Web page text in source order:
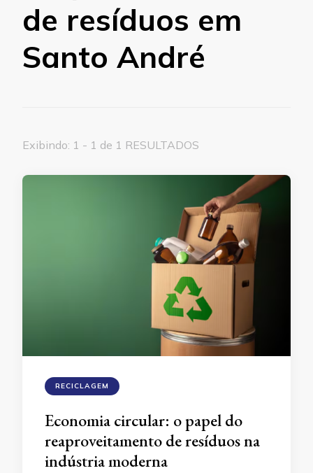
de resíduos em
Santo André
Exibindo: 1 - 1 de 1 RESULTADOS
RECICLAGEM
Economia circular: o papel do
reaproveitamento de resíduos na
indústria moderna